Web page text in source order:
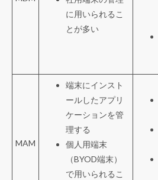
に用いられるこ
とが多い
MAM
端末にインスト
ールしたアプリ
ケーションを管
理する
個人用端末
（BYOD端末）
で用いられるこ